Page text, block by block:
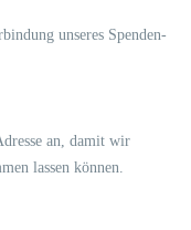
unse­res Spen­den­
an, damit wir
las­sen können.